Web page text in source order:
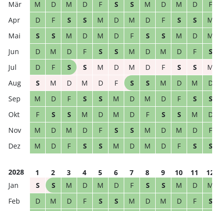
M D M D F S S M D M D
F
D
F S S M D M D F S S
M
S
S M D M D F S S M D
M
D
M D F S S M D M D F
S
D
F S S M D M D F S S
M
S
M D M D F S S M D M
D
M
D F S S M D M D F S
S
F
S S M D M D F S S M
D
M
D M D F S S M D M D
F
M
D F S S M D M D F S S
2028 1 2 3 4 5 6 7 8 9 10 11
12
S
S M D M D F S S M D
M
D
M D F S S M D M D F
S